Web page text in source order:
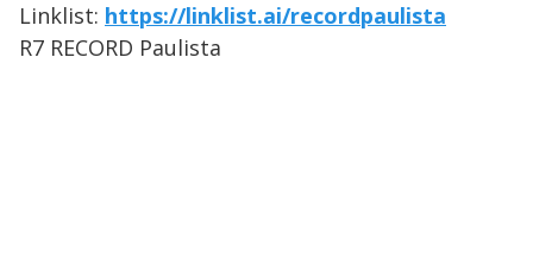
Linklist: https://linklist.ai/recordpaulista
R7 RECORD Paulista